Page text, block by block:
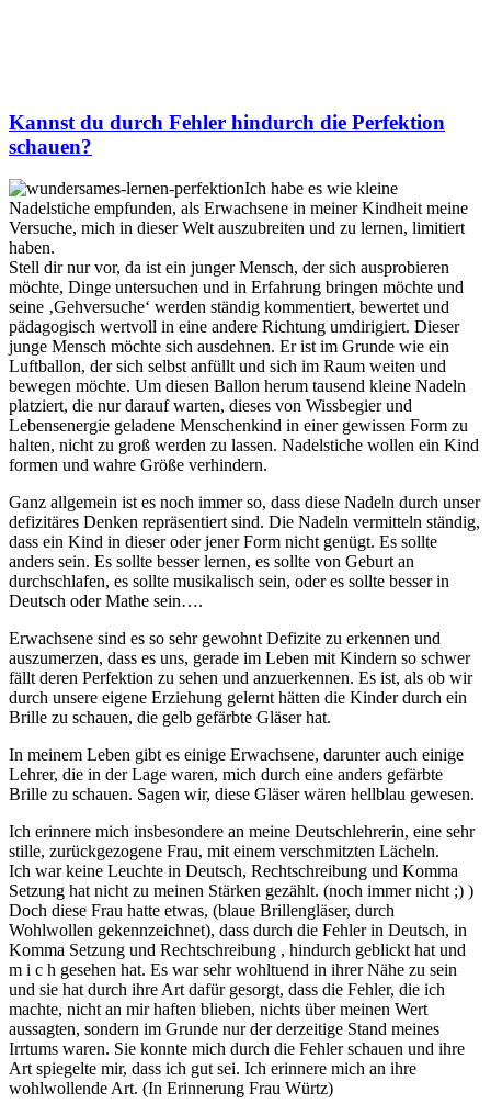
Kannst du durch Fehler hindurch die Perfektion
schauen?
Ich habe es wie kleine
Nadelstiche empfunden, als Erwachsene in meiner Kindheit meine
Versuche, mich in dieser Welt auszubreiten und zu lernen, limitiert
haben.
Stell dir nur vor, da ist ein junger Mensch, der sich ausprobieren
möchte, Dinge untersuchen und in Erfahrung bringen möchte und
seine ‚Gehversuche‘ werden ständig kommentiert, bewertet und
pädagogisch wertvoll in eine andere Richtung umdirigiert. Dieser
junge Mensch möchte sich ausdehnen. Er ist im Grunde wie ein
Luftballon, der sich selbst anfüllt und sich im Raum weiten und
bewegen möchte. Um diesen Ballon herum tausend kleine Nadeln
platziert, die nur darauf warten, dieses von Wissbegier und
Lebensenergie geladene Menschenkind in einer gewissen Form zu
halten, nicht zu groß werden zu lassen. Nadelstiche wollen ein Kind
formen und wahre Größe verhindern.
Ganz allgemein ist es noch immer so, dass diese Nadeln durch unser
defizitäres Denken repräsentiert sind. Die Nadeln vermitteln ständig,
dass ein Kind in dieser oder jener Form nicht genügt. Es sollte
anders sein. Es sollte besser lernen, es sollte von Geburt an
durchschlafen, es sollte musikalisch sein, oder es sollte besser in
Deutsch oder Mathe sein….
Erwachsene sind es so sehr gewohnt Defizite zu erkennen und
auszumerzen, dass es uns, gerade im Leben mit Kindern so schwer
fällt deren Perfektion zu sehen und anzuerkennen. Es ist, als ob wir
durch unsere eigene Erziehung gelernt hätten die Kinder durch ein
Brille zu schauen, die gelb gefärbte Gläser hat.
In meinem Leben gibt es einige Erwachsene, darunter auch einige
Lehrer, die in der Lage waren, mich durch eine anders gefärbte
Brille zu schauen. Sagen wir, diese Gläser wären hellblau gewesen.
Ich erinnere mich insbesondere an meine Deutschlehrerin, eine sehr
stille, zurückgezogene Frau, mit einem verschmitzten Lächeln.
Ich war keine Leuchte in Deutsch, Rechtschreibung und Komma
Setzung hat nicht zu meinen Stärken gezählt. (noch immer nicht ;) )
Doch diese Frau hatte etwas, (blaue Brillengläser, durch
Wohlwollen gekennzeichnet), dass durch die Fehler in Deutsch, in
Komma Setzung und Rechtschreibung , hindurch geblickt hat und
m i c h gesehen hat. Es war sehr wohltuend in ihrer Nähe zu sein
und sie hat durch ihre Art dafür gesorgt, dass die Fehler, die ich
machte, nicht an mir haften blieben, nichts über meinen Wert
aussagten, sondern im Grunde nur der derzeitige Stand meines
Irrtums waren. Sie konnte mich durch die Fehler schauen und ihre
Art spiegelte mir, dass ich gut sei. Ich erinnere mich an ihre
wohlwollende Art. (In Erinnerung Frau Würtz)